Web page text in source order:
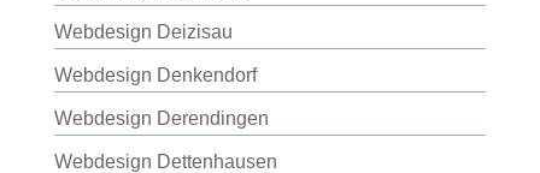
Webdesign Deizisau
Webdesign Denkendorf
Webdesign Derendingen
Webdesign Dettenhausen